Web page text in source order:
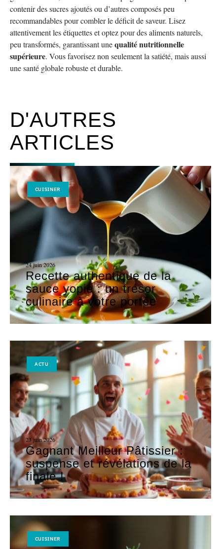
contenir des sucres ajoutés ou d’autres composés peu
recommandables pour combler le déficit de saveur. Lisez
attentivement les étiquettes et optez pour des aliments naturels,
peu transformés, garantissant unequalité nutritionnelle
supérieure. Vous favorisez non seulement la satiété, mais aussi
une santé globale robuste et durable.
D'AUTRES
ARTICLES
CUISINER
24 juin 2026
Recette authentique de la
sauce yopie : un trésor
culinaire à votre portée
ACTU
23 juin 2026
Gagnant Meilleur Pâtissier :
suspense et révélations de la
finale !
CUISINER